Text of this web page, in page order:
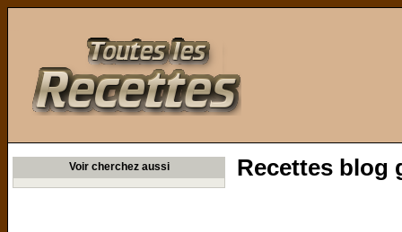
Voir cherchez aussi Recettes blog